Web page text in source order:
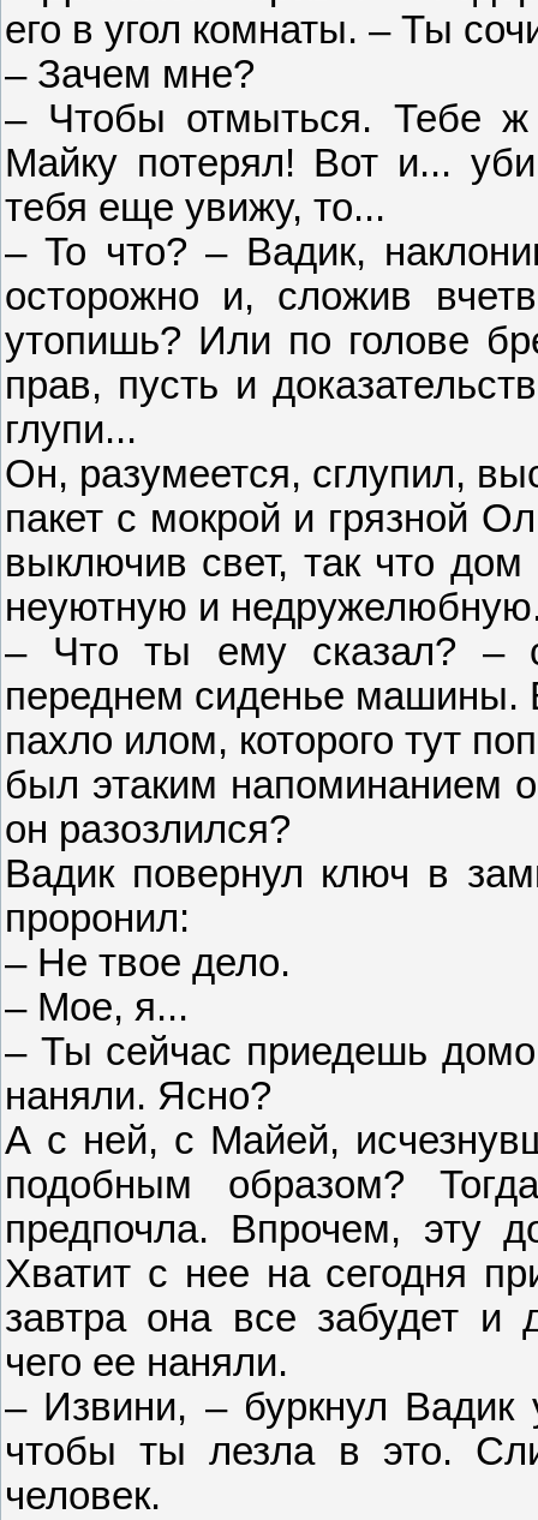
его в угол комнаты. – Ты
– Зачем мне?
– Чтобы отмыться. Тебе ж
Майку потерял! Вот и...
тебя еще увижу, то...
– То что? – Вадик,
осторожно и, сложив
утопишь? Или по голове
прав, пусть и
глупи...
Он, разумеется, сглупил,
пакет с мокрой и грязной
выключив свет, так что
неуютную и
– Что ты ему сказал? –
переднем сиденье машины.
пахло илом, которого тут
был этаким напоминанием
он разозлился?
Вадик повернул ключ в
проронил:
– Не твое дело.
– Мое, я...
– Ты сейчас приедешь
наняли. Ясно?
А с ней, с Майей,
подобным образом?
предпочла. Впрочем, эту
Хватит с нее на сегодня
завтра она все забудет и
чего ее наняли.
– Извини, – буркнул
чтобы ты лезла в это.
человек.